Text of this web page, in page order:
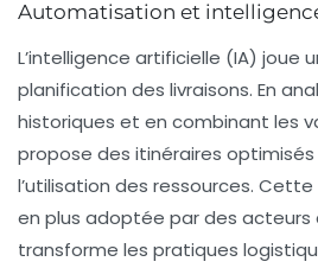
Automatisation et
L’intelligence artificielle (IA) joue
planification des livraisons. En
historiques et en combinant les
propose des itinéraires
l’utilisation des ressources.
en plus adoptée par des
transforme les pratiques